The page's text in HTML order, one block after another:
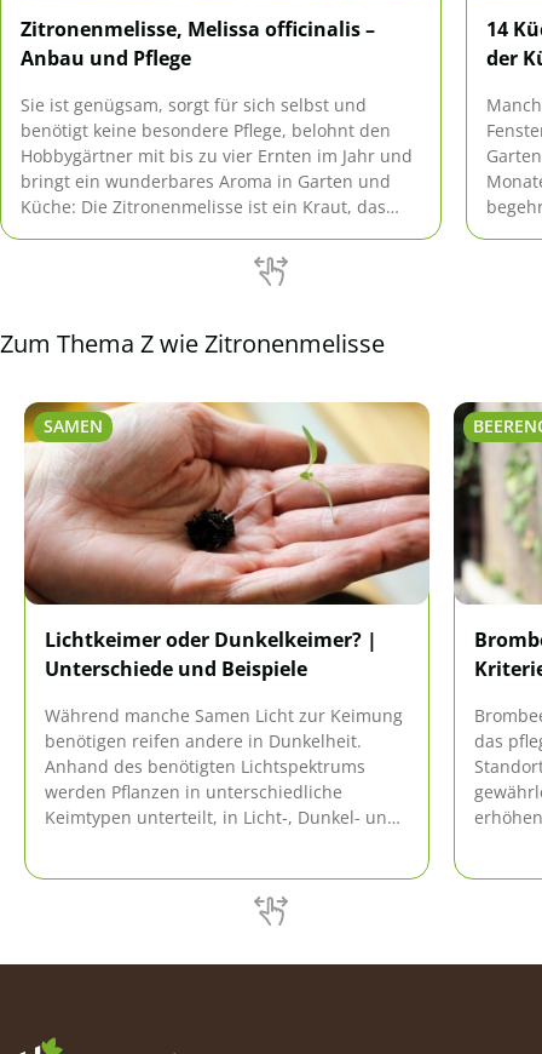
Zitronenmelisse, Melissa officinalis –
Anbau und Pflege
Sie ist genügsam, sorgt für sich selbst und
benötigt keine besondere Pflege, belohnt den
Hobbygärtner mit bis zu vier Ernten im Jahr und
bringt ein wunderbares Aroma in Garten und
Küche: Die Zitronenmelisse ist ein Kraut, das
breitet sie sich auch sehr leicht aus.
14
der
Zum Thema Z wie Zitronenmelisse
SAMEN
Lichtkeimer oder Dunkelkeimer? |
Unterschiede und Beispiele
Während manche Samen Licht zur Keimung
benötigen reifen andere in Dunkelheit.
Anhand des benötigten Lichtspektrums
werden Pflanzen in unterschiedliche
Keimtypen unterteilt, in Licht-, Dunkel- und
werden die Unterschiede deutlich.
das